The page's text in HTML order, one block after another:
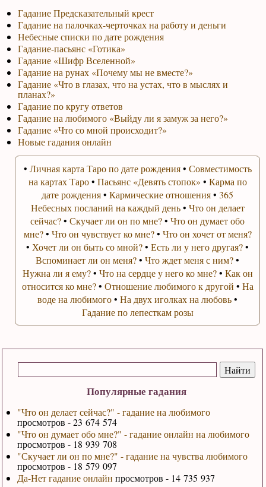
Популярные гадания
"Что он делает сейчас?" - гадание на любимого
просмотров - 23 674 574
"Что он думает обо мне?" - гадание онлайн на любимого
просмотров - 18 939 708
"Скучает ли он по мне?" - гадание на чувства любимого
просмотров - 18 579 097
Да-Нет гадание онлайн просмотров - 14 735 937
Гадание Предсказательный крест
Гадание на палочках-черточках на работу и деньги
Небесные списки по дате рождения
Гадание-пасьянс «Готика»
Гадание «Шифр Вселенной»
Гадание на рунах «Почему мы не вместе?»
Гадание «Что в глазах, что на устах, что в мыслях и
планах?»
Гадание по кругу ответов
Гадание на любимого «Выйду ли я замуж за него?»
Гадание «Что со мной происходит?»
Новые гадания онлайн
• Личная карта Таро по дате рождения• Совместимость
на картах Таро• Пасьянс «Девять стопок» • Карма по
дате рождения•Кармические отношения•365
Небесных посланий на каждый день• Что он делает
сейчас?•Скучает ли он по мне?•Что он думает обо
мне?• Что он чувствует ко мне?• Что он хочет от меня?
• Хочет ли он быть со мной?•Есть ли у него другая?•
Вспоминает ли он меня?•Что ждет меня с ним?•
Нужна ли я ему?• Что на сердце у него ко мне?• Как он
относится ко мне?• Отношение любимого к другой • На
воде на любимого•На двух иголках на любовь•
Гадание по лепесткам розы